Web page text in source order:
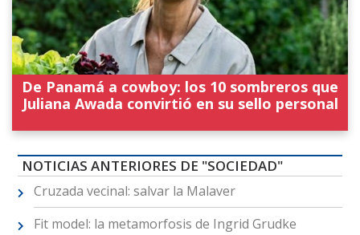
De Panamá a cowboy: los 10 sombreros que
Juliana Awada convirtió en su sello personal
NOTICIAS ANTERIORES DE "SOCIEDAD"
Cruzada vecinal: salvar la Malaver
Fit model: la metamorfosis de Ingrid Grudke